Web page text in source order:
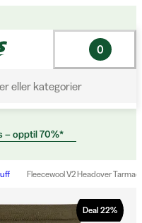
eller kategorier
0
– opptil 70%*
Fleecewool V2 Headover Tarmac
Deal 22%